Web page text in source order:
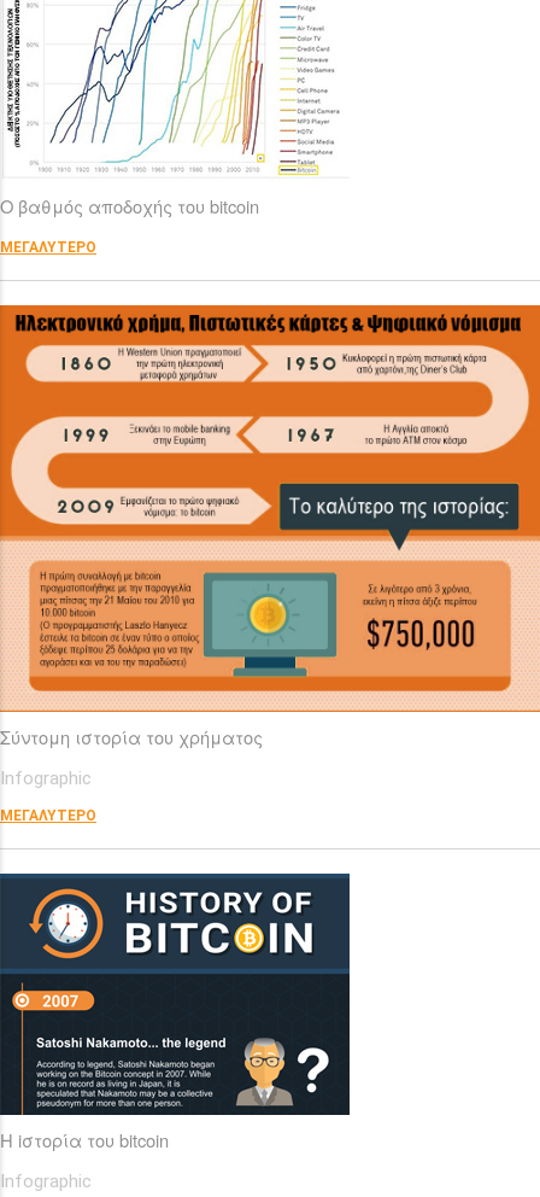
Ο βαθμός αποδοχής του bitcoin
ΜΕΓΑΛΥΤΕΡΟ
Σύντομη ιστορία του χρήματος
Infographic
ΜΕΓΑΛΥΤΕΡΟ
H iστορία του bitcoin
Infographic